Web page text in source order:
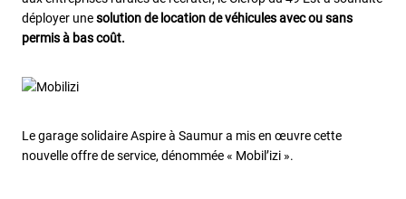
déployer unesolution de location de véhicules avec ou sans
permis à bas coût.
Le garage solidaire Aspire à Saumur a mis en œuvre cette
nouvelle offre de service, dénommée « Mobil’izi ».